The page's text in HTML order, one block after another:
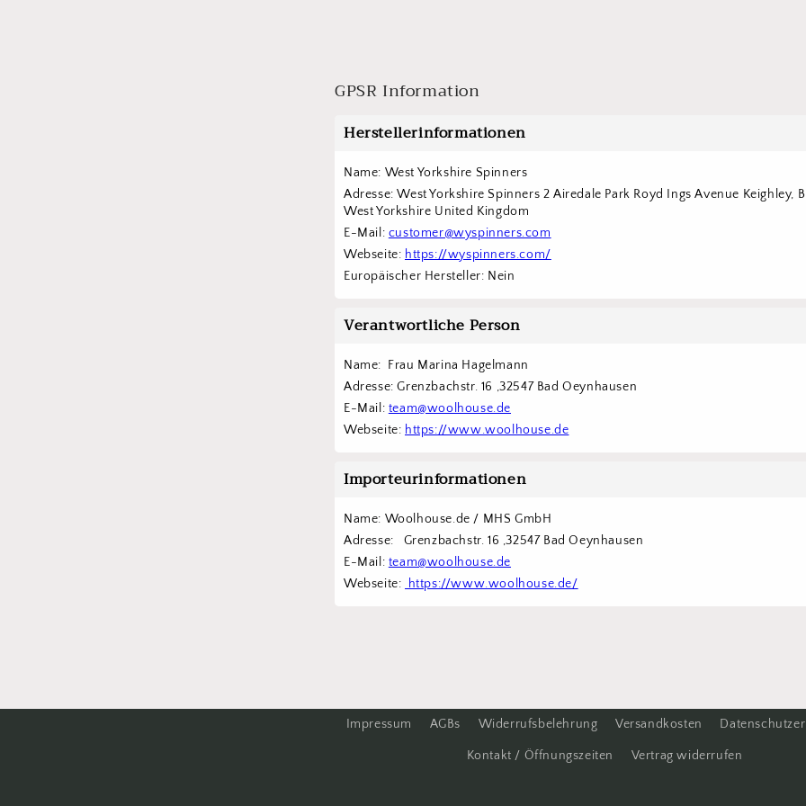
GPSR Information
Herstellerinformationen
Name: West Yorkshire Spinners
Adresse: West Yorkshire Spinners 2 Airedale Park Royd Ings Avenue Keighley,
West Yorkshire United Kingdom
E-Mail: customer@wyspinners.com
Webseite: https://wyspinners.com/
Europäischer Hersteller: Nein
Verantwortliche Person
Name:  Frau Marina Hagelmann
Adresse: Grenzbachstr. 16 ,32547 Bad Oeynhausen
E-Mail: team@woolhouse.de
Webseite: https://www.woolhouse.de
Importeurinformationen
Name: Woolhouse.de / MHS GmbH
Adresse:   Grenzbachstr. 16 ,32547 Bad Oeynhausen
E-Mail: team@woolhouse.de
Webseite:
https://www.woolhouse.de/
Impressum AGBs Widerrufsbelehrung Versandkosten
Kontakt / Öffnungszeiten Vertrag widerrufen